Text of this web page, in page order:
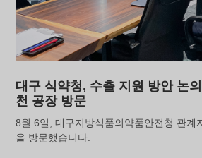
대구 식약청, 수출 지원 방안 논
천 공장 방문
8월 6일, 대구지방식품의약품안전청 관계
을 방문했습니다.